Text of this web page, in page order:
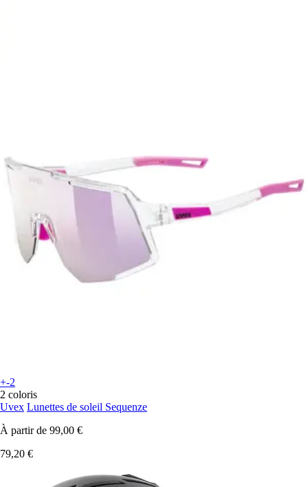
+-2
2 coloris
Uvex Lunettes de soleil Sequenze
À partir de 99,00 €
79,20 €